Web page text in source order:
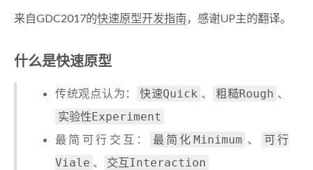
来自GDC2017的快速原型开发指南，感谢UP主的翻译。
什么是快速原型
传统观点认为： 快速Quick 、 粗糙Rough 、
实验性Experiment
最简可行交互：
最简化Minimum 、
可行
Viale 、
交互Interaction